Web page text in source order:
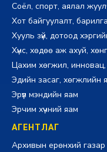
Соёл, спорт, аялал
Хот байгуулалт,
Хууль зүй, дотоод
Хүнс, хөдөө аж ахуй,
Цахим хөгжил,
Эдийн засаг, хөгжлийн
Эрүүл мэндийн яам
Эрчим хүчний яам
АГЕНТЛАГ
Архивын ерөнхий газар